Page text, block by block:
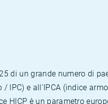
di un grande numero di
e all'IPCA (indice
HICP è un parametro